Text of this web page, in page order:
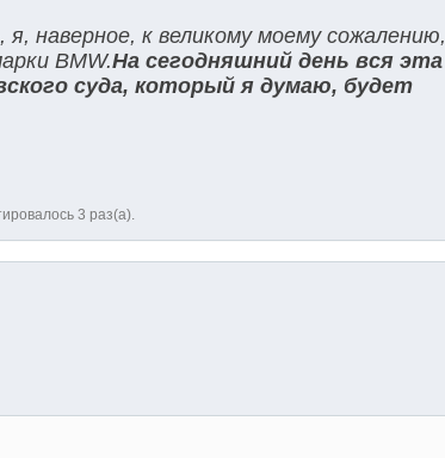
наверное, к великому моему сожалению,
BMW.На сегодняшний день вся эта
суда, который я думаю, будет
3 раз(а).